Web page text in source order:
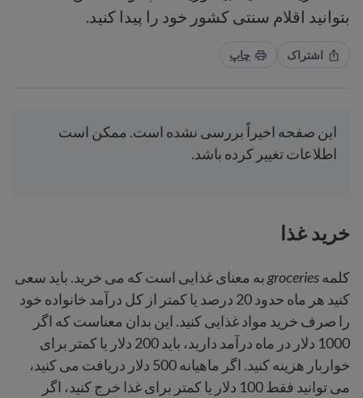
بتوانید اقلام سنتی کشور خود را پیدا کنید.
اشتراک چاپ
این صفحه اخیراً بررسی نشده است. ممکن است
اطلاعات تغییر کرده باشد.
خرید غذا
کلمهgroceries به معنای غذایی است که می خرید. باید سعی
کنید هر ماه حدود 20 درصد یا کمتر از کل درآمد خانواده خود
را صرف خرید مواد غذایی کنید. این بدان معناست که اگر
1000 دلار در ماه درآمد دارید، باید 200 دلار یا کمتر برای
خواربار هزینه کنید. اگر ماهیانه 500 دلار دریافت می کنید،
می توانید فقط 100 دلار یا کمتر برای غذا خرج کنید، اگر